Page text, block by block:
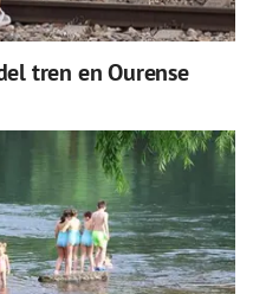
tren en Ourense